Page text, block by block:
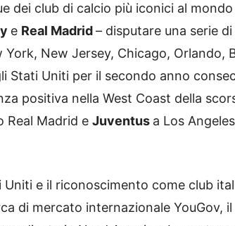
dei club di calcio più iconici al mondo
e Real Madrid– disputare una serie di
New Jersey, Chicago, Orlando,
Stati Uniti per il secondo anno
positiva nella West Coast della
Real Madrid e Juventus a Los
e il riconoscimento come club
di mercato internazionale YouGov, il